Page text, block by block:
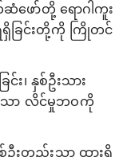
ော်တို့ ရောဂါကူး
ခြင်းတို့ကို ကြိုတင်
း၊ နှစ်ဦးသား
င်သော လိင်မှုဘဝကို
တည်းသာ ထားရှိ